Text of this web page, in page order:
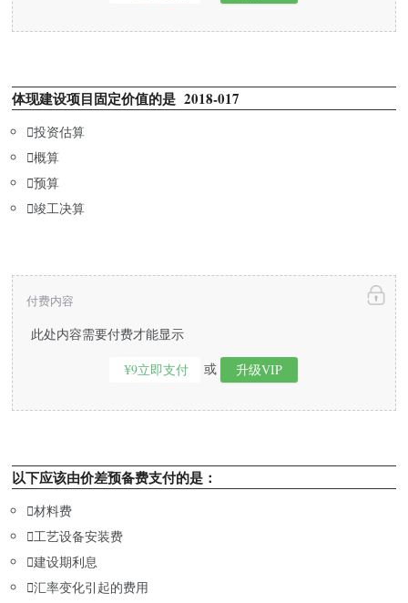
体现建设项目固定价值的是 2018-017
投资估算
概算
预算
竣工决算
此处内容需要付费才能显示
¥9立即支付 或 升级VIP
付费内容
以下应该由价差预备费支付的是：
材料费
工艺设备安装费
建设期利息
汇率变化引起的费用